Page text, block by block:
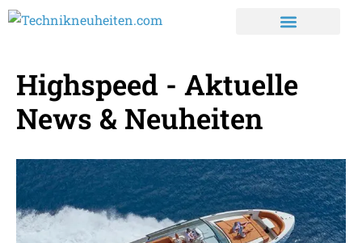
Highspeed - Aktuelle
News & Neuheiten